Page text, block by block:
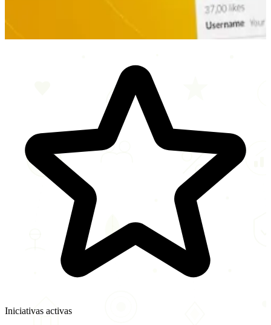
Iniciativas activas